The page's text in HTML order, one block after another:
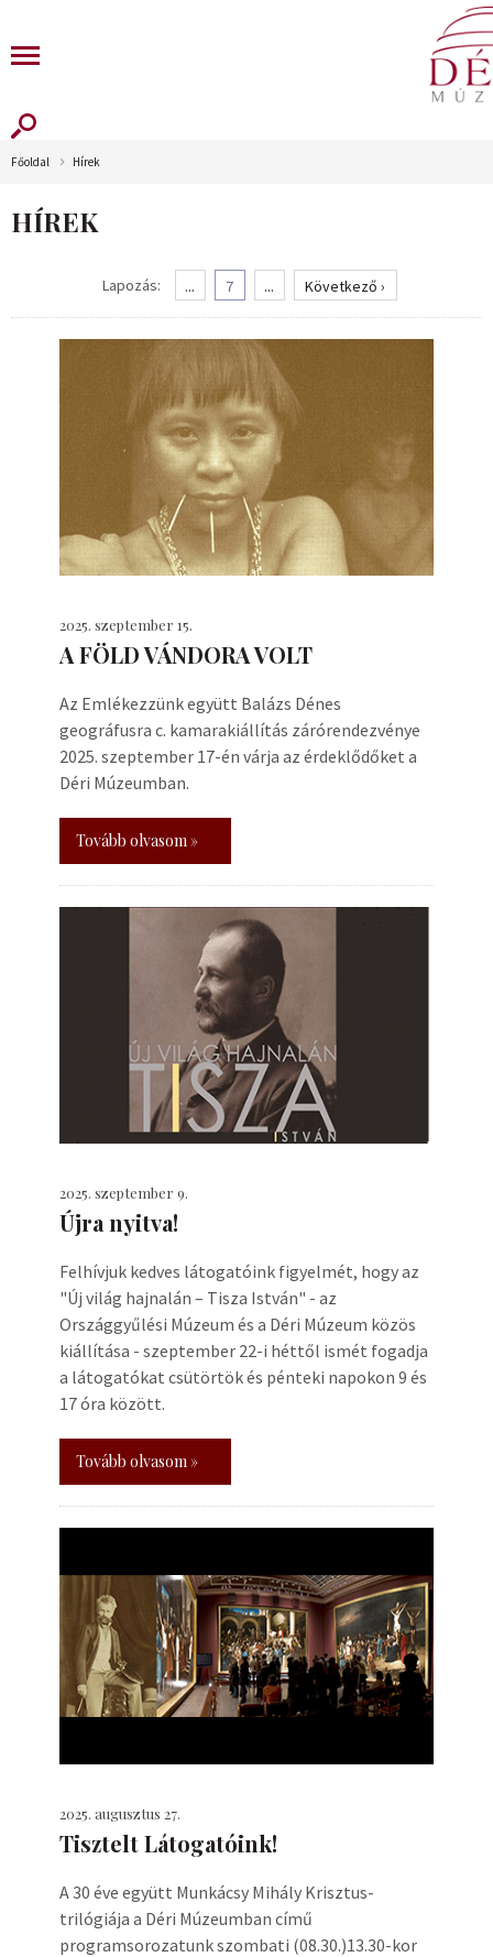
Főoldal Hírek
HÍREK
Lapozás: ... 7 ... Következő ›
2025. szeptember 15.
A FÖLD VÁNDORA VOLT
Az Emlékezzünk együtt Balázs Dénes
geográfusra c. kamarakiállítás zárórendezvénye
2025. szeptember 17-én várja az érdeklődőket a
Déri Múzeumban.
Tovább olvasom »
2025. szeptember 9.
Újra nyitva!
Felhívjuk kedves látogatóink figyelmét, hogy az
"Új világ hajnalán – Tisza István" - az
Országgyűlési Múzeum és a Déri Múzeum közös
kiállítása - szeptember 22-i héttől ismét fogadja
a látogatókat csütörtök és pénteki napokon 9 és
17 óra között.
Tovább olvasom »
2025. augusztus 27.
Tisztelt Látogatóink!
A 30 éve együtt Munkácsy Mihály Krisztus-
trilógiája a Déri Múzeumban című
programsorozatunk szombati (08.30.)13.30-kor